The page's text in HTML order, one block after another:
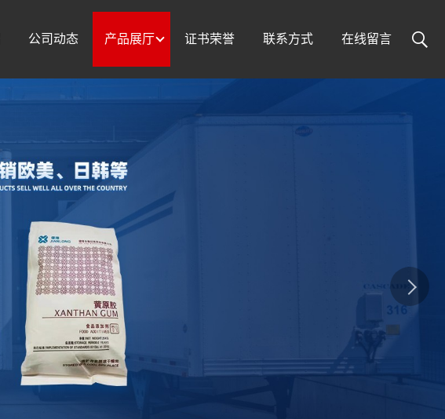
公司动态 产品展厅 证书荣誉 联系方式 在线留言